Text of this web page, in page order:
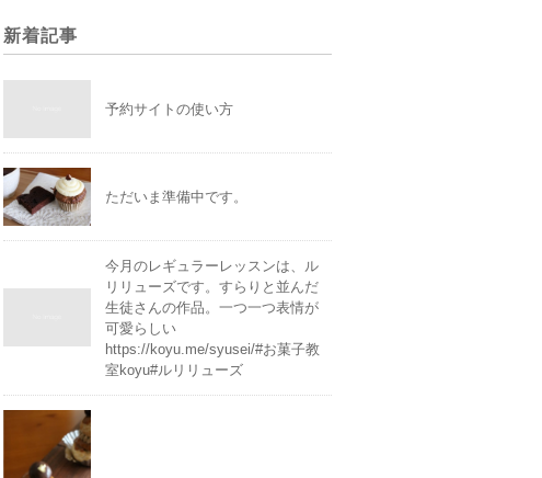
新着記事
予約サイトの使い方
ただいま準備中です。
今月のレギュラーレッスンは、ル
リリューズです。すらりと並んだ
生徒さんの作品。一つ一つ表情が
可愛らしい
https://koyu.me/syusei/#お菓子教
室koyu#ルリリューズ